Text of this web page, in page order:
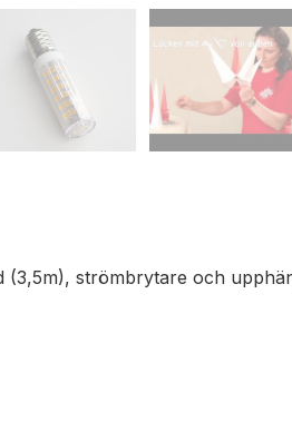
(3,5m), strömbrytare och